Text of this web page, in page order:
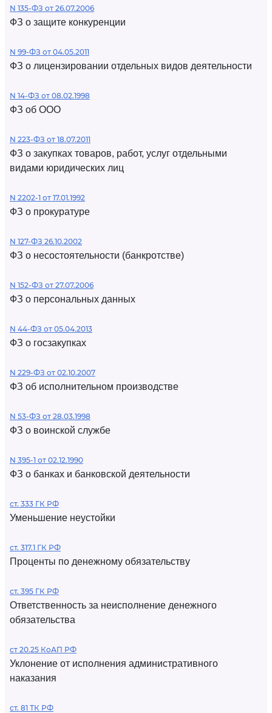
N 135-ФЗ от 26.07.2006
ФЗ о защите конкуренции
N 99-ФЗ от 04.05.2011
ФЗ о лицензировании отдельных видов деятельности
N 14-ФЗ от 08.02.1998
ФЗ об ООО
N 223-ФЗ от 18.07.2011
ФЗ о закупках товаров, работ, услуг отдельными
видами юридических лиц
N 2202-1 от 17.01.1992
ФЗ о прокуратуре
N 127-ФЗ 26.10.2002
ФЗ о несостоятельности (банкротстве)
N 152-ФЗ от 27.07.2006
ФЗ о персональных данных
N 44-ФЗ от 05.04.2013
ФЗ о госзакупках
N 229-ФЗ от 02.10.2007
ФЗ об исполнительном производстве
N 53-ФЗ от 28.03.1998
ФЗ о воинской службе
N 395-1 от 02.12.1990
ФЗ о банках и банковской деятельности
ст. 333 ГК РФ
Уменьшение неустойки
ст. 317.1 ГК РФ
Проценты по денежному обязательству
ст. 395 ГК РФ
Ответственность за неисполнение денежного
обязательства
ст 20.25 КоАП РФ
Уклонение от исполнения административного
наказания
ст. 81 ТК РФ